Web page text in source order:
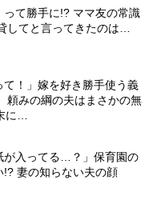
って勝手に!? ママ友の常識
してと言ってきたのは…
て！」嫁を好き勝手使う義
頼みの綱の夫はまさかの無
に…
が入ってる…？」保育園の
妻の知らない夫の顔